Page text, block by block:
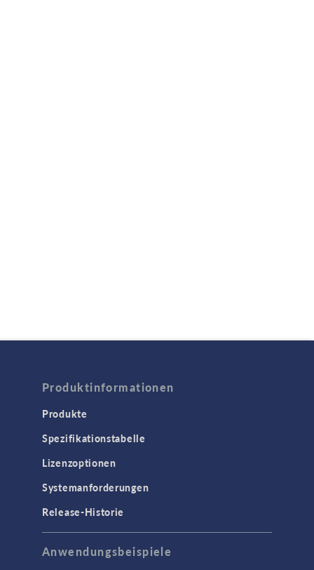
Produktinformationen
Produkte
Spezifikationstabelle
Lizenzoptionen
Systemanforderungen
Release-Historie
Anwendungsbeispiele